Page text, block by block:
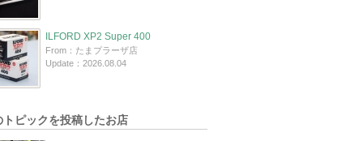
ILFORD XP2 Super 400
From：たまプラーザ店
Update：2026.08.04
トピックを投稿したお店